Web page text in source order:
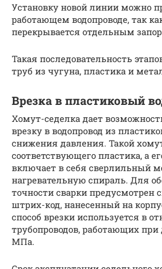
Установку новой линии можно
работающем водопроводе, так
перекрывается отдельным
Такая последовательность
труб из чугуна, пластика и
Врезка в пластиковый
Хомут-седелка дает
врезку в водопровод из
снижения давления. Такой
соответствующего пластика, а
включает в себя сверлильный
нагревательную спираль. Для
точности сварки предусмотрен
штрих-код, нанесенный на
способ врезки используется в
трубопроводов, работающих при
МПа.